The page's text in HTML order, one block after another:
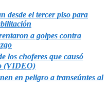
desde el tercer piso para
a golpes contra
los choferes que causó
(VIDEO)
en peligro a transeúntes al